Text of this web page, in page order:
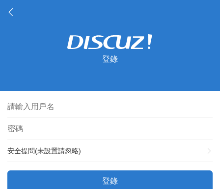
登錄
安全提問(未設置請忽略)
登錄